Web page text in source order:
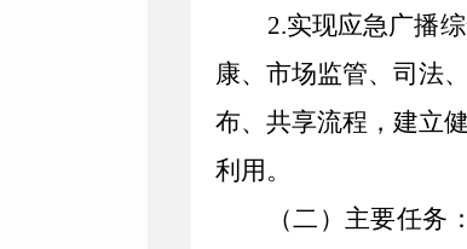
2.实现应急广播
康、市场监管、司法、
布、共享流程，建立
利用。
（二）主要任务 ：